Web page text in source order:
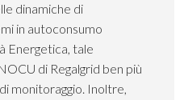
dinamiche di
in autoconsumo
Energetica, tale
di Regalgrid ben più
monitoraggio. Inoltre,